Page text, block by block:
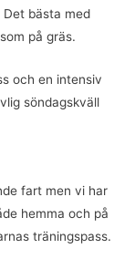
Det bästa med
på gräs.
och en intensiv
söndagskväll
fart men vi har
hemma och på
träningspass.